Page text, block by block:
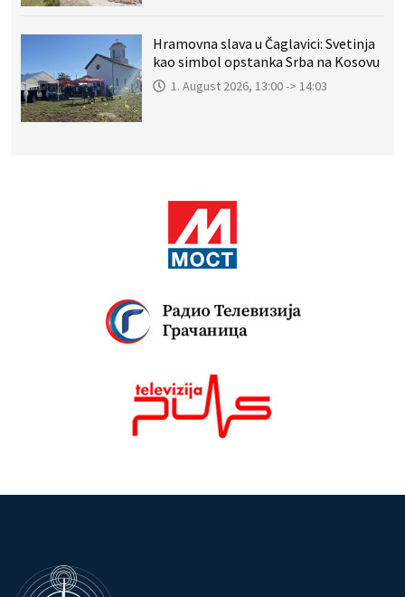
Hramovna slava u Čaglavici: Svetinja
kao simbol opstanka Srba na Kosovu
1. August 2026, 13:00 -> 14:03